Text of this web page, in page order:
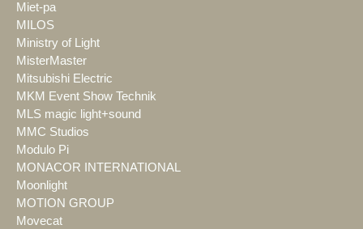
Miet-pa
MILOS
Ministry of Light
MisterMaster
Mitsubishi Electric
MKM Event Show Technik
MLS magic light+sound
MMC Studios
Modulo Pi
MONACOR INTERNATIONAL
Moonlight
MOTION GROUP
Movecat